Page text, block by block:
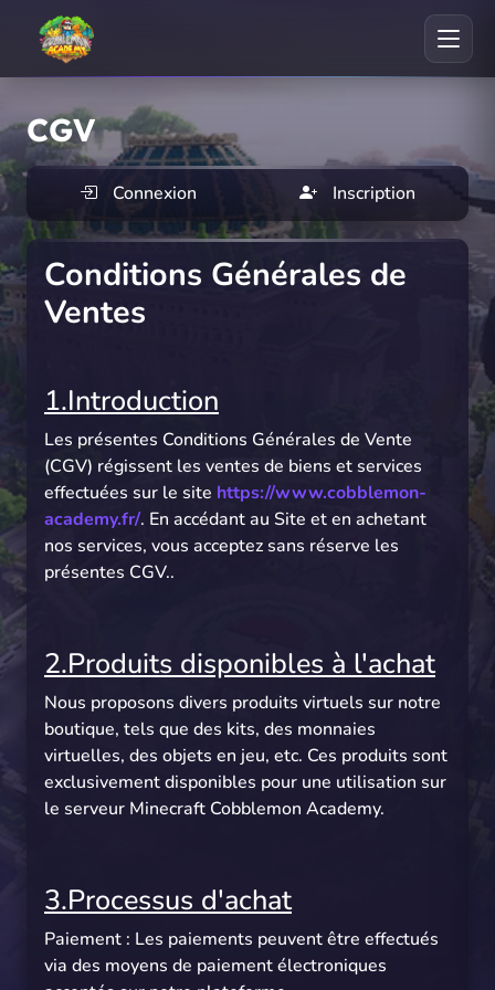
CGV
Connexion Inscription
Conditions Générales de
Ventes
1.Introduction
Les présentes Conditions Générales de Vente
(CGV) régissent les ventes de biens et services
effectuées sur le site https://www.cobblemon-
academy.fr/. En accédant au Site et en achetant
nos services, vous acceptez sans réserve les
présentes CGV..
2.Produits disponibles à l'achat
Nous proposons divers produits virtuels sur notre
boutique, tels que des kits, des monnaies
virtuelles, des objets en jeu, etc. Ces produits sont
exclusivement disponibles pour une utilisation sur
le serveur Minecraft Cobblemon Academy.
3.Processus d'achat
Paiement : Les paiements peuvent être effectués
via des moyens de paiement électroniques